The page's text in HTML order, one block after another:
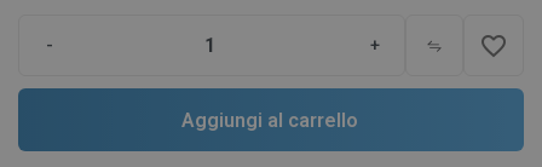
- + favorite_border
Aggiungi al carrello